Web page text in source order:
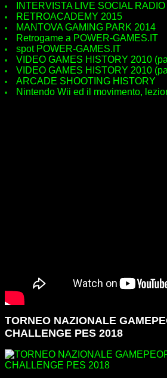
INTERVISTA LIVE SOCIAL
RETROACADEMY 2015
MANTOVA GAMING PARK 2014
Retrogame a POWER-GAMES.IT
spot POWER-GAMES.IT
VIDEO GAMES HISTORY 2010
VIDEO GAMES HISTORY 2010
ARCADE SHOOTING HISTORY
Nintendo Wii ed il movimento,
TORNEO NAZIONALE
CHALLENGE PES 2018